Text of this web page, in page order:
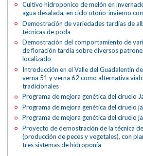
Cultivo hidroponico de melón en
agua desalada, en ciclo otoño-invierno
Demostración de variedades tardías de
técnicas de poda
Demostración del comportamiento de
de floración tardía sobre diversos
localizado
Introducción en el Valle del Guadalentín
verna 51 y verna 62 como alternativa
tradicionales
Programa de mejora genética del ciruelo
Programa de mejora genética del ciruelo
Programa de mejora genética del ciruelo
Proyecto de demostración de la técnica
(producción de peces y vegetales), con
tres sistemas de hidroponía